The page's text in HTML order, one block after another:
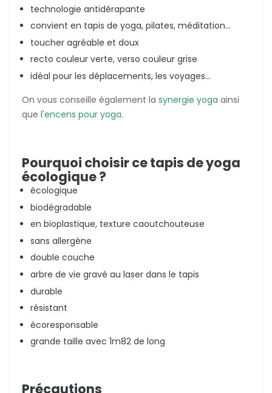
technologie antidérapante
convient en tapis de yoga, pilates, méditation...
toucher agréable et doux
recto couleur verte, verso couleur grise
idéal pour les déplacements, les voyages...
On vous conseille également la synergie yoga ainsi
que l'encens pour yoga.
Pourquoi choisir ce tapis de yoga
écologique ?
écologique
biodégradable
en bioplastique, texture caoutchouteuse
sans allergène
double couche
arbre de vie gravé au laser dans le tapis
durable
résistant
écoresponsable
grande taille avec 1m82 de long
Précautions